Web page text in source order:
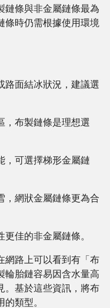
鏈條與非金屬鏈條最為
條時仍需根據使用環境
路面結冰狀況，建議選
，布製鏈條是理想選
，可選擇梯形金屬鏈
，網狀金屬鏈條更為合
更佳的非金屬鏈條。
網路上可以看到有「布
輪胎鏈容易因含水量高
。基於這些資訊，將布
類型。